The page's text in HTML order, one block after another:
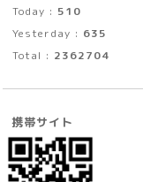
Today : 510
Yesterday : 635
Total : 2362704
携帯サイト